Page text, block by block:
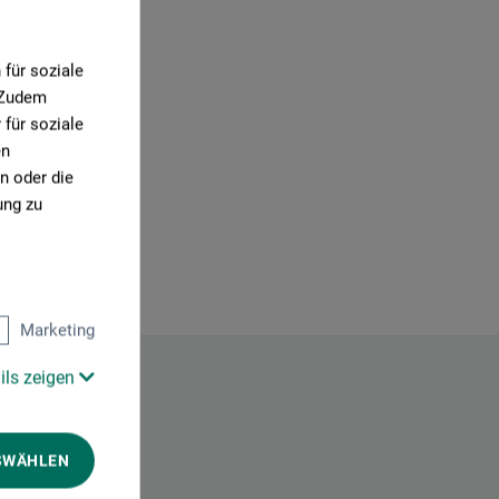
für soziale
für soziale
oder die
zu
Marketing
zeigen